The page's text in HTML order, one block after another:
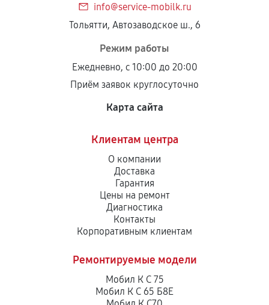
info@service-mobilk.ru
Тольятти, Автозаводское ш., 6
Режим работы
Ежедневно, с 10:00 до 20:00
Приём заявок круглосуточно
Карта сайта
Клиентам центра
О компании
Доставка
Гарантия
Цены на ремонт
Диагностика
Контакты
Корпоративным клиентам
Ремонтируемые модели
Мобил К С 75
Мобил К С 65 Б8Е